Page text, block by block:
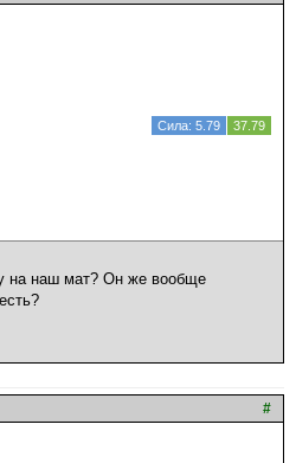
Сила: 5.79 37.79
на наш мат? Он же вообще
#